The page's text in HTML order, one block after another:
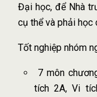
Đại học, để Nhà
cụ thể và phải học
Tốt nghiệp nhóm
7 môn
tích 2A, Vi